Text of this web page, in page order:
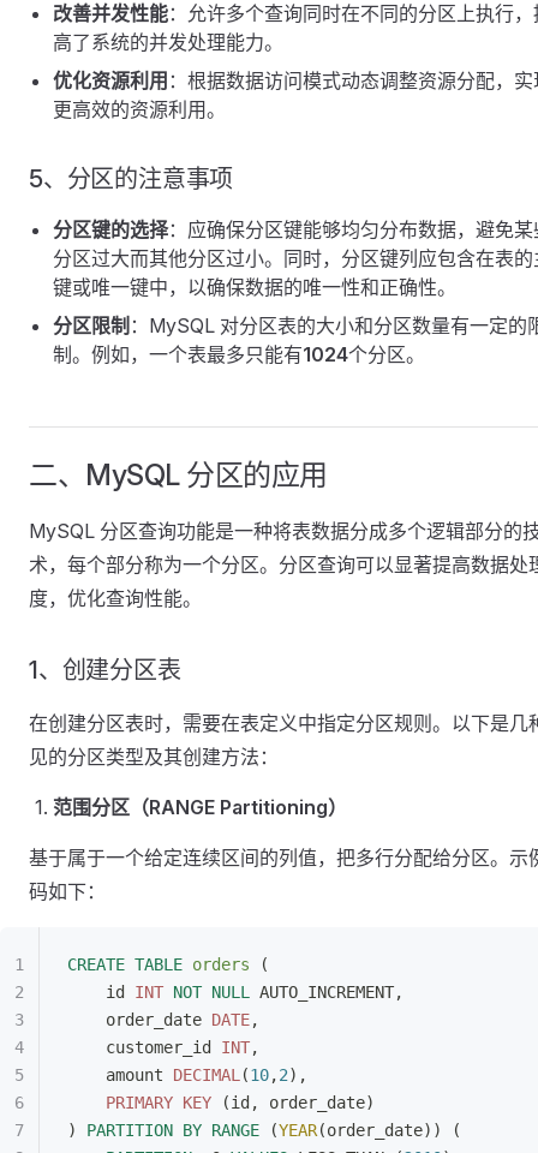
改善并发性能：允许多个查询同时在不同的分区上执行，
高了系统的并发处理能力。
优化资源利用 ：根据数据访问模式动态调整资源分配，实
更高效的资源利用。
5、分区的注意事项
分区键的选择：应确保分区键能够均匀分布数据，避免某
分区过大而其他分区过小。同时，分区键列应包含在表的
键或唯一键中，以确保数据的唯一性和正确性。
分区限制 ：MySQL 对分区表的大小和分区数量有一定的
制。例如，一个表最多只能有1024个分区。
二、MySQL 分区的应用
MySQL 分区查询功能是一种将表数据分成多个逻辑部分的
术，每个部分称为一个分区。分区查询可以显著提高数据处
度，优化查询性能。
1、创建分区表
在创建分区表时，需要在表定义中指定分区规则。以下是几
见的分区类型及其创建方法：
范围分区（RANGE Partitioning）
基于属于一个给定连续区间的列值，把多行分配给分区。示
码如下：
CREATE TABLE orders (
    id
INT NOT NULL
AUTO_INCREMENT,
    order_date
DATE,
    customer_id
INT,
    amount
DECIMAL (10,2),
    PRIMARY KEY
(id, order_date)
) PARTITION BY RANGE (YEAR(order_date)) (